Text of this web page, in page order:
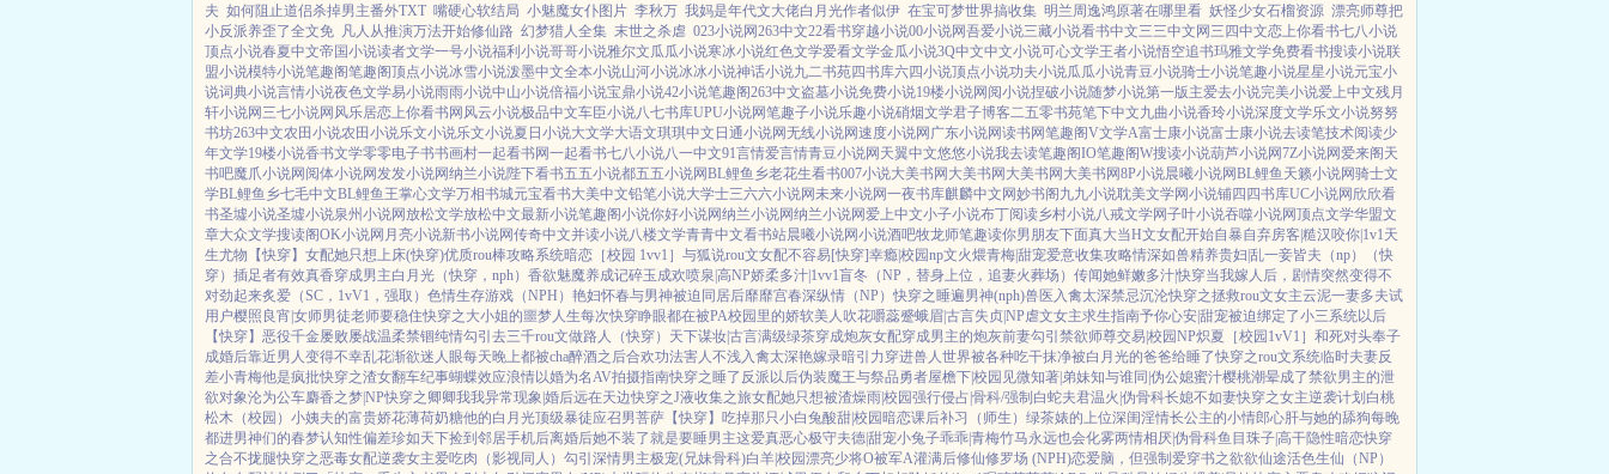
夫 如何阻止道侣杀掉男主番外TXT 嘴硬心软结局 小魅魔女仆图片 李秋万 我妈是年代文大佬白月光作者似伊 在宝可梦世界搞收集 明兰周逸鸿原著在哪里看 妖怪少女石榴资源 漂亮师尊把
小反派养歪了全文免 凡人从推演万法开始修仙路 幻梦猎人全集 末世之杀虐 023小说网263中文22看书穿越小说00小说网吾爱小说三藏小说看书中文三三中文网 三四中文恋上你看书七八小说
顶点小说春夏中文帝国小说读者文学一号小说福利小说哥哥小说雅尔文瓜瓜小说寒冰小说红色文学爱看文学金瓜小说3Q中文中文小说可心文学王者小说悟空追书玛雅文学免费看书搜读小说联
盟小说模特小说笔趣阁笔趣阁顶点小说冰雪小说泼墨中文全本小说山河小说冰冰小说神话小说九二书苑四书库六四小说顶点小说功夫小说瓜瓜小说青豆小说骑士小说笔趣小说星星小说元宝小
说词典小说言情小说夜色文学易小说雨雨小说中山小说倍福小说宝鼎小说42小说笔趣阁263中文盗墓小说免费小说19楼小说网阅小说捏破小说随梦小说第一版主爱去小说完美小说爱上中文残月
轩小说网 三七小说网 风乐居恋上你看书网 风云小说极品中文车臣小说八七书库UPU小说网笔趣子小说乐趣小说硝烟文学君子博客二五零书苑笔下中文九曲小说香玲小说深度文学乐文小说努努
书坊263中文农田小说农田小说乐文小说乐文小说夏日小说大文学大语文琪琪中文 日通小说网无线小说网速度小说网 广东小说网读书网笔趣阁V文学A富士康小说富士康小说去读笔技术阅读少
年文学19楼小说香书文学零零电子书书画村一起看书网一起看书七八小说八一中文91言情爱言情青豆小说网 天翼中文悠悠小说我去读笔趣阁IO笔趣阁W搜读小说葫芦小说网7Z小说网爱来阁 天
书吧魔爪小说网 阅体小说网发发小说网纳兰小说陛下看书五五小说都五五小说网BL鲤鱼乡老花生看书007小说大美书网 大美书网 大美书网 大美书网8P小说晨曦小说网BL鲤鱼 天籁小说网骑士文
学BL鲤鱼乡七毛中文BL鲤鱼王掌心文学万相书城元宝看书大美中文铅笔小说大学士三六六小说网未来小说网一夜书库麒麟中文网妙书阁 九九小说耽美文学网小说铺四四书库UC小说网 欣欣看
书圣墟小说圣墟小说泉州小说网放松文学放松中文最新小说笔趣阁小说你好小说网纳兰小说网纳兰小说网爱上中文小子小说布丁阅读乡村小说八戒文学网子叶小说吞噬小说网顶点文学华盟文
章大众文学搜读阁OK小说网 月亮小说新书小说网传奇中文并读小说八楼文学青青中文看书站晨曦小说网小说酒吧牧龙师笔趣读你男朋友下面真大当H文女配开始自暴自弃房客|糙汉咬你|1v1天
生尤物【快穿】 女配她只想上床(快穿)优质rou棒攻略系统暗恋［校园 1vv1］ 与狐说rou文女配不容易[快穿]幸瘾|校园np文火煨青梅|甜宠爱意收集攻略情深如兽精养贵妇|乱一妾皆夫（np）
（快
穿）插足者有效真香穿成男主白月光（快穿，nph） 香欲魅魔养成记碎玉成欢喷泉|高NP娇柔多汁|1vv1盲冬（NP，替身上位，追妻火葬场） 传闻她鲜嫩多汁|快穿当我嫁人后，剧情突然变得不
对劲起来炙爱（SC，1vV1，强取） 色情生存游戏（NPH） 艳妇怀春与男神被迫同居后靡靡宫春深纵情（NP）快穿之睡遍男神(nph)兽医 入禽太深禁忌沉沦快穿之拯救rou文女主云泥一妻多夫试
用户樱照良宵|女师男徒老师要稳住快穿之大小姐的噩梦人生每次快穿睁眼都在被PA校园里的娇软美人 吹花嚼蕊蹙蛾眉|古言失贞|NP虐文女主求生指南予你心安|甜宠被迫绑定了小三系统以后
【快穿】 恶役千金屡败屡战温柔禁锢纯情勾引 去三千rou文做路人（快穿） 天下谋妆|古言满级绿茶穿成炮灰女配穿成男主的炮灰前妻勾引禁欲师尊交易|校园NP炽夏［校园1vV1］ 和死对头奉子
成婚后靠近男人变得不幸乱花渐欲迷人眼每天晚上都被cha醉酒之后合欢功法害人不浅入禽太深艳嫁录暗引力穿进兽人世界被各种吃干抹净被白月光的爸爸给睡了快穿之rou文系统临时夫妻反
差小青梅他是疯批快穿之渣女翻车纪事蝴蝶效应浪情以婚为名AV拍摄指南快穿之睡了反派以后伪装魔王与祭品勇者屋檐下|校园 见微知著|弟妹知与谁同|伪公媳蜜汁樱桃潮晕成了禁欲男主的泄
欲对象沦为公车麝香之梦|NP快穿之卿卿我我异常现象|婚后远在天边快穿之J液收集之旅女配她只想被渣燥雨|校园强行侵占|骨科/强制 白蛇夫君温火|伪骨科长媳不如妻快穿之女主逆袭计划 白桃
松木（校园） 小姨夫的富贵娇花薄荷奶糖他的白月光顶级暴徒应召男菩萨 【快穿】吃掉那只小白兔酸甜|校园暗恋课后补习（师生） 绿茶婊的上位深闺淫情长公主的小情郎心肝与她的舔狗每晚
都进男神们的春梦认知性偏差珍如天下捡到邻居手机后离婚后她不装了就是要睡男主这爱真恶心极守夫德|甜宠小兔子乖乖|青梅竹马永远也会化雾两情相厌|伪骨科鱼目珠子|高干隐性暗恋快穿
之合不拢腿快穿之恶毒女配逆袭女主爱吃肉 （影视同人）勾引深情男主极宠(兄妹骨科)白羊|校园漂亮少将O被军A灌满后修仙修罗场 (NPH)恋爱脑，但强制爱穿书之欲欲仙途活色生仙（NP）